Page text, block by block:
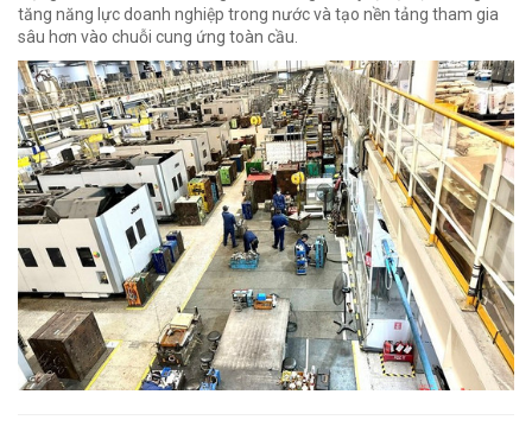
tăng năng lực doanh nghiệp trong nước và tạo nền tảng tham gia
sâu hơn vào chuỗi cung ứng toàn cầu.